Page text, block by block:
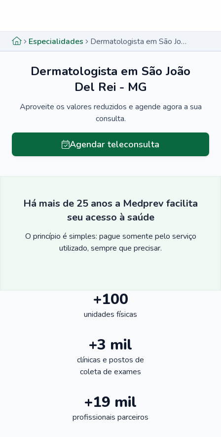
Especialidades Dermatologista em São João Del Rei - MG
Dermatologista em São João
Del Rei - MG
Aproveite os valores reduzidos e agende agora a sua
consulta.
Agendar teleconsulta
Há mais de 25 anos a Medprev facilita
seu acesso à saúde
O princípio é simples: pague somente pelo serviço
utilizado, sempre que precisar.
+100
unidades físicas
+3 mil
clínicas e postos de
coleta de exames
+19 mil
profissionais parceiros